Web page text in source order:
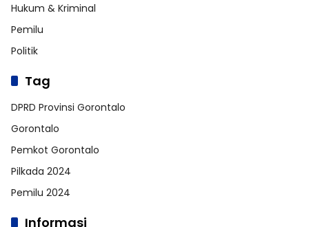
Hukum & Kriminal
Pemilu
Politik
Tag
DPRD Provinsi Gorontalo
Gorontalo
Pemkot Gorontalo
Pilkada 2024
Pemilu 2024
Informasi